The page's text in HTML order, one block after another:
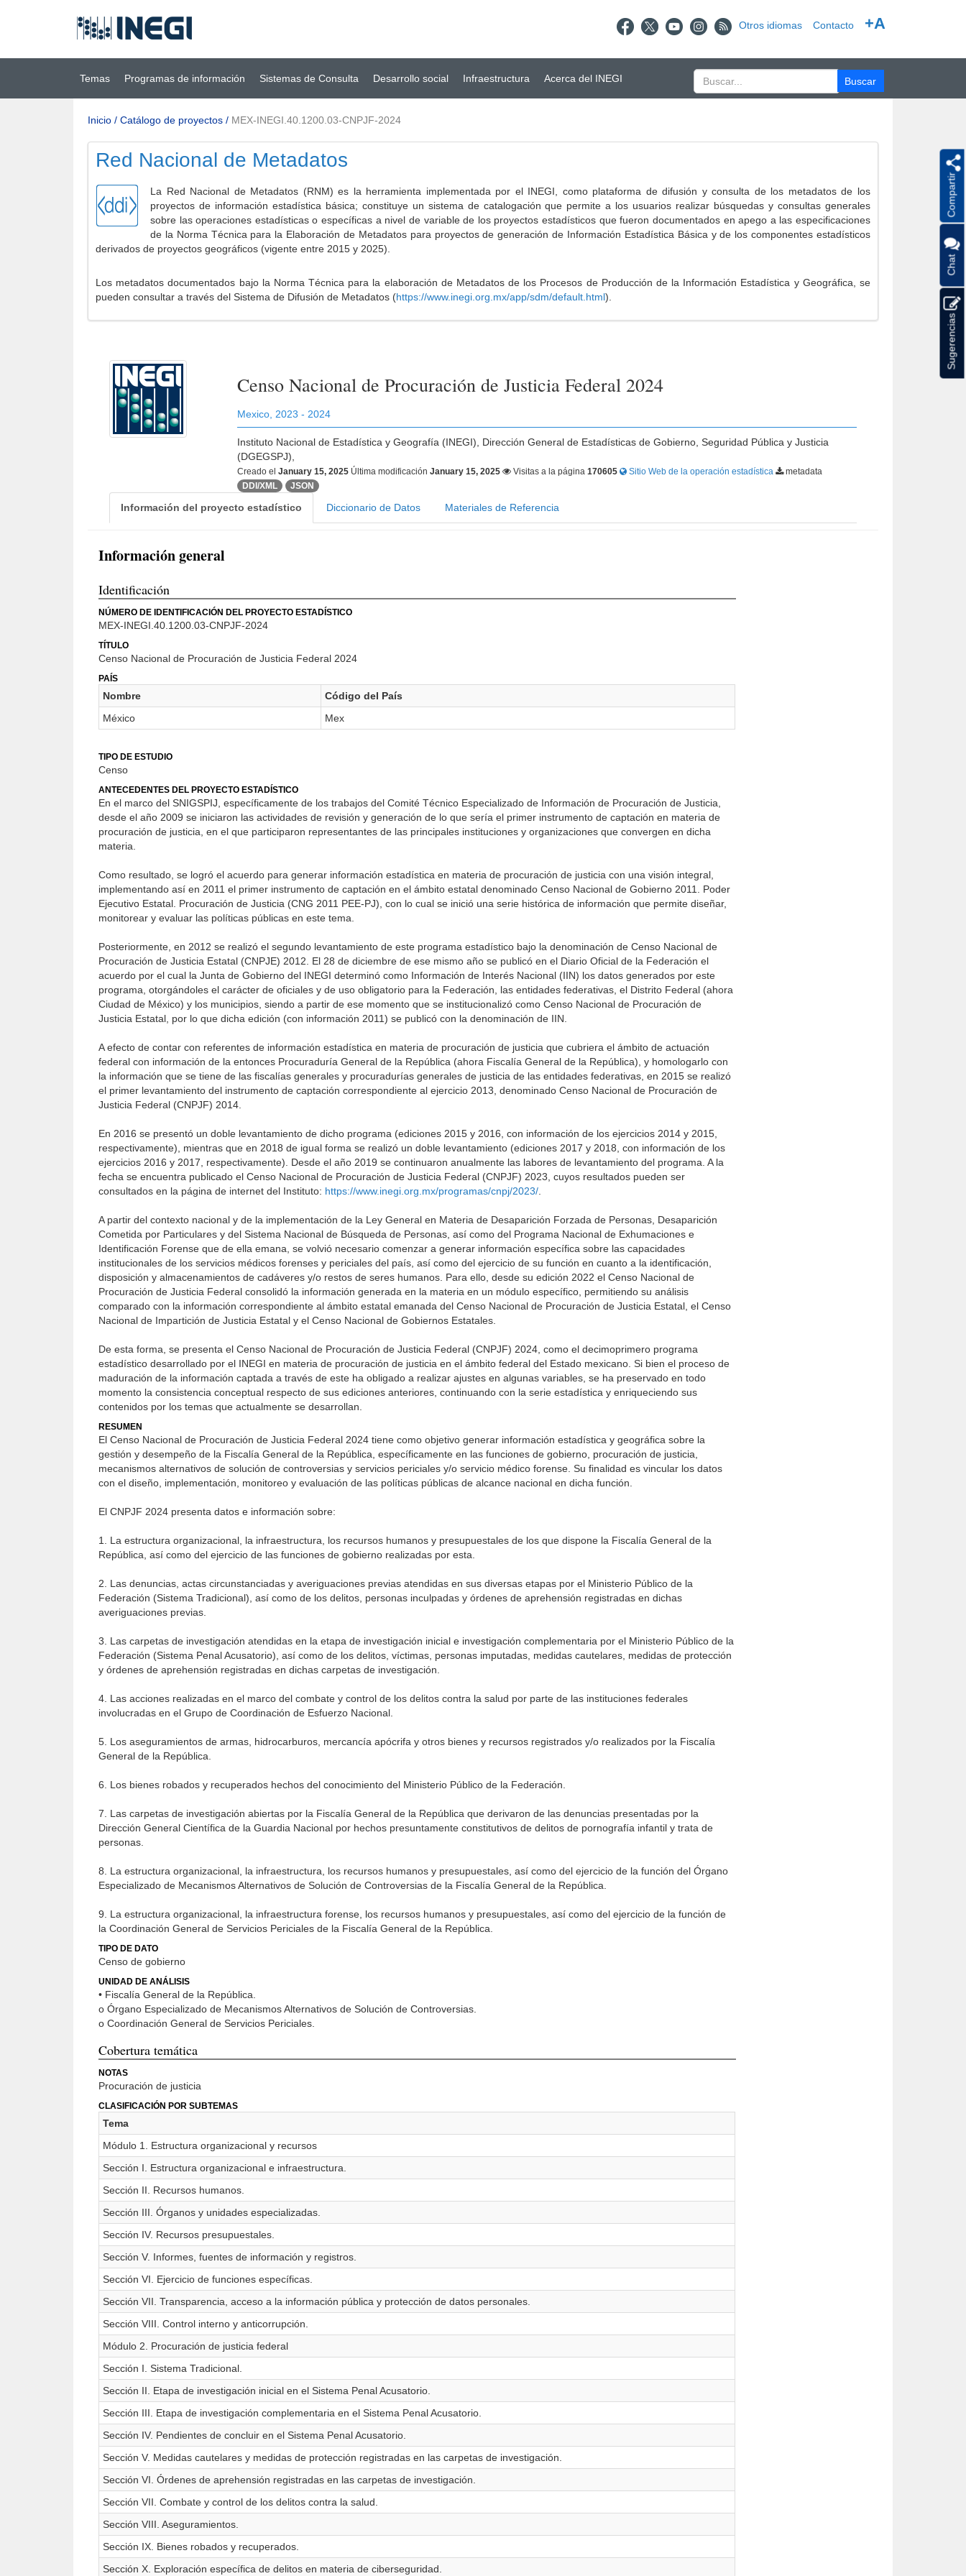
principal
(INEGI) Otros idiomas Contacto +A
Temas Programas de información Sistemas de Consulta Desarrollo social Infraestructura Acerca del INEGI
Inicio / Catálogo de proyectos / MEX-INEGI.40.1200.03-CNPJF-2024
Red Nacional de Metadatos
La Red Nacional de Metadatos (RNM) es la herramienta implementada por el INEGI, como plataforma de difusión y consulta de los metadatos de los
proyectos de información estadística básica; constituye un sistema de catalogación que permite a los usuarios realizar búsquedas y consultas generales
sobre las operaciones estadísticas o específicas a nivel de variable de los proyectos estadísticos que fueron documentados en apego a las especificaciones
de la Norma Técnica para la Elaboración de Metadatos para proyectos de generación de Información Estadística Básica y de los componentes estadísticos
derivados de proyectos geográficos (vigente entre 2015 y 2025).
Los metadatos documentados bajo la Norma Técnica para la elaboración de Metadatos de los Procesos de Producción de la Información Estadística y Geográfica, se
pueden consultar a través del Sistema de Difusión de Metadatos (https://www.inegi.org.mx/app/sdm/default.html).
Censo Nacional de Procuración de Justicia Federal 2024
Mexico 2023 - 2024
Instituto Nacional de Estadística y Geografía (INEGI), Dirección General de Estadísticas de Gobierno, Seguridad Pública y Justicia
(DGEGSPJ),
Creado elJanuary 15, 2025 Última modificaciónJanuary 15, 2025 Visitas a la página170605 Sitio Web de la operación estadística
metadata
DDI/XML
JSON
Información del proyecto estadístico Diccionario de Datos Materiales de Referencia
Información general
Identificación
NÚMERO DE IDENTIFICACIÓN DEL PROYECTO ESTADÍSTICO
MEX-INEGI.40.1200.03-CNPJF-2024
TÍTULO
Censo Nacional de Procuración de Justicia Federal 2024
PAÍS
Nombre
Código del País
México
Mex
TIPO DE ESTUDIO
Censo
ANTECEDENTES DEL PROYECTO ESTADÍSTICO
En el marco del SNIGSPIJ, específicamente de los trabajos del Comité Técnico Especializado de Información de Procuración de Justicia,
desde el año 2009 se iniciaron las actividades de revisión y generación de lo que sería el primer instrumento de captación en materia de
procuración de justicia, en el que participaron representantes de las principales instituciones y organizaciones que convergen en dicha
materia.
Como resultado, se logró el acuerdo para generar información estadística en materia de procuración de justicia con una visión integral,
implementando así en 2011 el primer instrumento de captación en el ámbito estatal denominado Censo Nacional de Gobierno 2011. Poder
Ejecutivo Estatal. Procuración de Justicia (CNG 2011 PEE-PJ), con lo cual se inició una serie histórica de información que permite diseñar,
monitorear y evaluar las políticas públicas en este tema.
Posteriormente, en 2012 se realizó el segundo levantamiento de este programa estadístico bajo la denominación de Censo Nacional de
Procuración de Justicia Estatal (CNPJE) 2012. El 28 de diciembre de ese mismo año se publicó en el Diario Oficial de la Federación el
acuerdo por el cual la Junta de Gobierno del INEGI determinó como Información de Interés Nacional (IIN) los datos generados por este
programa, otorgándoles el carácter de oficiales y de uso obligatorio para la Federación, las entidades federativas, el Distrito Federal (ahora
Ciudad de México) y los municipios, siendo a partir de ese momento que se institucionalizó como Censo Nacional de Procuración de
Justicia Estatal, por lo que dicha edición (con información 2011) se publicó con la denominación de IIN.
A efecto de contar con referentes de información estadística en materia de procuración de justicia que cubriera el ámbito de actuación
federal con información de la entonces Procuraduría General de la República (ahora Fiscalía General de la República), y homologarlo con
la información que se tiene de las fiscalías generales y procuradurías generales de justicia de las entidades federativas, en 2015 se realizó
el primer levantamiento del instrumento de captación correspondiente al ejercicio 2013, denominado Censo Nacional de Procuración de
Justicia Federal (CNPJF) 2014.
En 2016 se presentó un doble levantamiento de dicho programa (ediciones 2015 y 2016, con información de los ejercicios 2014 y 2015,
respectivamente), mientras que en 2018 de igual forma se realizó un doble levantamiento (ediciones 2017 y 2018, con información de los
ejercicios 2016 y 2017, respectivamente). Desde el año 2019 se continuaron anualmente las labores de levantamiento del programa. A la
fecha se encuentra publicado el Censo Nacional de Procuración de Justicia Federal (CNPJF) 2023, cuyos resultados pueden ser
consultados en la página de internet del Instituto: https://www.inegi.org.mx/programas/cnpj/2023/
A partir del contexto nacional y de la implementación de la Ley General en Materia de Desaparición Forzada de Personas, Desaparición
Cometida por Particulares y del Sistema Nacional de Búsqueda de Personas, así como del Programa Nacional de Exhumaciones e
Identificación Forense que de ella emana, se volvió necesario comenzar a generar información específica sobre las capacidades
institucionales de los servicios médicos forenses y periciales del país, así como del ejercicio de su función en cuanto a la identificación,
disposición y almacenamientos de cadáveres y/o restos de seres humanos. Para ello, desde su edición 2022 el Censo Nacional de
Procuración de Justicia Federal consolidó la información generada en la materia en un módulo específico, permitiendo su análisis
comparado con la información correspondiente al ámbito estatal emanada del Censo Nacional de Procuración de Justicia Estatal, el Censo
Nacional de Impartición de Justicia Estatal y el Censo Nacional de Gobiernos Estatales.
De esta forma, se presenta el Censo Nacional de Procuración de Justicia Federal (CNPJF) 2024, como el decimoprimero programa
estadístico desarrollado por el INEGI en materia de procuración de justicia en el ámbito federal del Estado mexicano. Si bien el proceso de
maduración de la información captada a través de este ha obligado a realizar ajustes en algunas variables, se ha preservado en todo
momento la consistencia conceptual respecto de sus ediciones anteriores, continuando con la serie estadística y enriqueciendo sus
contenidos por los temas que actualmente se desarrollan.
RESUMEN
El Censo Nacional de Procuración de Justicia Federal 2024 tiene como objetivo generar información estadística y geográfica sobre la
gestión y desempeño de la Fiscalía General de la República, específicamente en las funciones de gobierno, procuración de justicia,
mecanismos alternativos de solución de controversias y servicios periciales y/o servicio médico forense. Su finalidad es vincular los datos
con el diseño, implementación, monitoreo y evaluación de las políticas públicas de alcance nacional en dicha función.
El CNPJF 2024 presenta datos e información sobre:
1. La estructura organizacional, la infraestructura, los recursos humanos y presupuestales de los que dispone la Fiscalía General de la
República, así como del ejercicio de las funciones de gobierno realizadas por esta.
2. Las denuncias, actas circunstanciadas y averiguaciones previas atendidas en sus diversas etapas por el Ministerio Público de la
Federación (Sistema Tradicional), así como de los delitos, personas inculpadas y órdenes de aprehensión registradas en dichas
averiguaciones previas.
3. Las carpetas de investigación atendidas en la etapa de investigación inicial e investigación complementaria por el Ministerio Público de la
Federación (Sistema Penal Acusatorio), así como de los delitos, víctimas, personas imputadas, medidas cautelares, medidas de protección
y órdenes de aprehensión registradas en dichas carpetas de investigación.
4. Las acciones realizadas en el marco del combate y control de los delitos contra la salud por parte de las instituciones federales
involucradas en el Grupo de Coordinación de Esfuerzo Nacional.
5. Los aseguramientos de armas, hidrocarburos, mercancía apócrifa y otros bienes y recursos registrados y/o realizados por la Fiscalía
General de la República.
6. Los bienes robados y recuperados hechos del conocimiento del Ministerio Público de la Federación.
7. Las carpetas de investigación abiertas por la Fiscalía General de la República que derivaron de las denuncias presentadas por la
Dirección General Científica de la Guardia Nacional por hechos presuntamente constitutivos de delitos de pornografía infantil y trata de
personas.
8. La estructura organizacional, la infraestructura, los recursos humanos y presupuestales, así como del ejercicio de la función del Órgano
Especializado de Mecanismos Alternativos de Solución de Controversias de la Fiscalía General de la República.
9. La estructura organizacional, la infraestructura forense, los recursos humanos y presupuestales, así como del ejercicio de la función de
la Coordinación General de Servicios Periciales de la Fiscalía General de la República.
TIPO DE DATO
Censo de gobierno
UNIDAD DE ANÁLISIS
• Fiscalía General de la República.
o Órgano Especializado de Mecanismos Alternativos de Solución de Controversias.
o Coordinación General de Servicios Periciales.
Cobertura temática
NOTAS
Procuración de justicia
CLASIFICACIÓN POR SUBTEMAS
Tema
Módulo 1. Estructura organizacional y recursos
Sección I. Estructura organizacional e infraestructura.
Sección II. Recursos humanos.
Sección III. Órganos y unidades especializadas.
Sección IV. Recursos presupuestales.
Sección V. Informes, fuentes de información y registros.
Sección VI. Ejercicio de funciones específicas.
Sección VII. Transparencia, acceso a la información pública y protección de datos personales.
Sección VIII. Control interno y anticorrupción.
Módulo 2. Procuración de justicia federal
Sección I. Sistema Tradicional.
Sección II. Etapa de investigación inicial en el Sistema Penal Acusatorio.
Sección III. Etapa de investigación complementaria en el Sistema Penal Acusatorio.
Sección IV. Pendientes de concluir en el Sistema Penal Acusatorio.
Sección V. Medidas cautelares y medidas de protección registradas en las carpetas de investigación.
Sección VI. Órdenes de aprehensión registradas en las carpetas de investigación.
Sección VII. Combate y control de los delitos contra la salud.
Sección VIII. Aseguramientos.
Sección IX. Bienes robados y recuperados.
Sección X. Exploración específica de delitos en materia de ciberseguridad.
Compartir
Chat
Sugerencias